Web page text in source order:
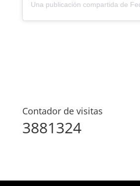
Contador de visitas
3881324